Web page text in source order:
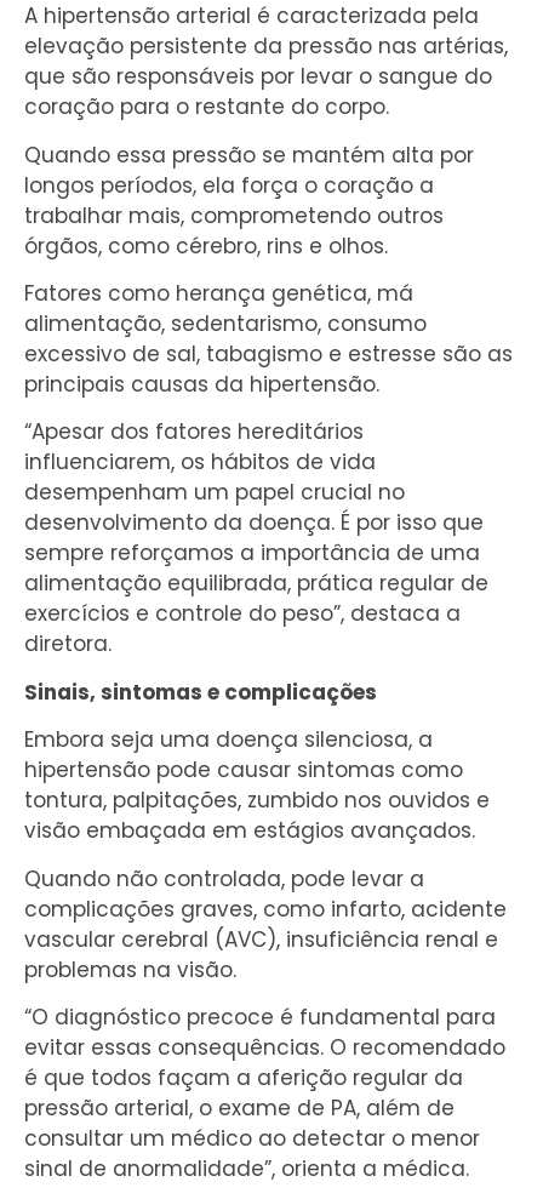
A hipertensão arterial é caracterizada pela
elevação persistente da pressão nas artérias,
que são responsáveis por levar o sangue do
coração para o restante do corpo.
Quando essa pressão se mantém alta por
longos períodos, ela força o coração a
trabalhar mais, comprometendo outros
órgãos, como cérebro, rins e olhos.
Fatores como herança genética, má
alimentação, sedentarismo, consumo
excessivo de sal, tabagismo e estresse são as
principais causas da hipertensão.
“Apesar dos fatores hereditários
influenciarem, os hábitos de vida
desempenham um papel crucial no
desenvolvimento da doença. É por isso que
sempre reforçamos a importância de uma
alimentação equilibrada, prática regular de
exercícios e controle do peso”, destaca a
diretora.
Sinais, sintomas e complicações
Embora seja uma doença silenciosa, a
hipertensão pode causar sintomas como
tontura, palpitações, zumbido nos ouvidos e
visão embaçada em estágios avançados.
Quando não controlada, pode levar a
complicações graves, como infarto, acidente
vascular cerebral (AVC), insuficiência renal e
problemas na visão.
“O diagnóstico precoce é fundamental para
evitar essas consequências. O recomendado
é que todos façam a aferição regular da
pressão arterial, o exame de PA, além de
consultar um médico ao detectar o menor
sinal de anormalidade”, orienta a médica.